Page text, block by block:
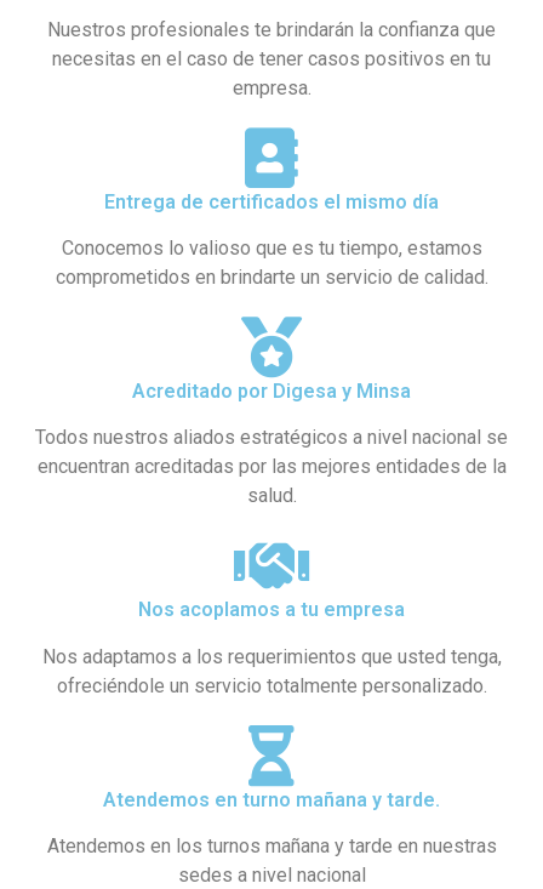
Nuestros profesionales te brindarán la confianza que
necesitas en el caso de tener casos positivos en tu
empresa.
Entrega de certificados el mismo día
Conocemos lo valioso que es tu tiempo, estamos
comprometidos en brindarte un servicio de calidad.
Acreditado por Digesa y Minsa​
Todos nuestros aliados estratégicos a nivel nacional se
encuentran acreditadas por las mejores entidades de la
salud.
Nos acoplamos a tu empresa
Nos adaptamos a los requerimientos que usted tenga,
ofreciéndole un servicio totalmente personalizado.
Atendemos en turno mañana y tarde.
Atendemos en los turnos mañana y tarde en nuestras
sedes a nivel nacional